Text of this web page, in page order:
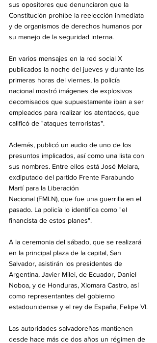
sus opositores que denunciaron que la
Constitución prohíbe la reelección inmediata
y de organismos de derechos humanos por
su manejo de la seguridad interna.
En varios mensajes en la red social X
publicados la noche del jueves y durante las
primeras horas del viernes, la policía
nacional mostró imágenes de explosivos
decomisados que supuestamente iban a ser
empleados para realizar los atentados, que
calificó de "ataques terroristas".
Además, publicó un audio de uno de los
presuntos implicados, así como una lista con
sus nombres. Entre ellos está José Melara,
exdiputado del partido Frente Farabundo
Martí para la Liberación
Nacional (FMLN), que fue una guerrilla en el
pasado. La policía lo identifica como "el
financista de estos planes".
A la ceremonia del sábado, que se realizará
en la principal plaza de la capital, San
Salvador, asistirán los presidentes de
Argentina, Javier Milei, de Ecuador, Daniel
Noboa, y de Honduras, Xiomara Castro, así
como representantes del gobierno
estadounidense y el rey de España, Felipe VI.
Las autoridades salvadoreñas mantienen
desde hace más de dos años un régimen de